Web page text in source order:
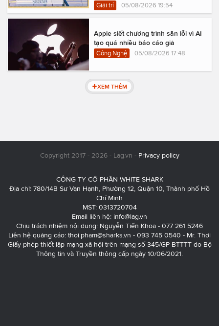
Giải trí 05/08/2026 19:54
Apple siết chương trình săn lỗi vì AI
tạo quá nhiều báo cáo giả
Công Nghệ 05/08/2026 17:48
XEM THÊM
Copyright 2017 - 2026 - Lag.vn - Privacy policy
CÔNG TY CỔ PHẦN WHITE SHARK
Địa chỉ: 780/14B Sư Vạn Hạnh, Phường 12, Quận 10, Thành phố Hồ
Chí Minh
MST: 0313720704
Email liên hệ: info@lag.vn
Chịu trách nhiệm nội dung: Nguyễn Tiến Khoa - 077 261 5246
Liên hệ quảng cáo: thoi.pham@sharks.vn - 093 745 0540 - Mr. Thơi
Giấy phép thiết lập mạng xã hội trên mạng số 345/GP-BTTTT do Bộ
Thông tin và Truyền thông cấp ngày 10/06/2021.